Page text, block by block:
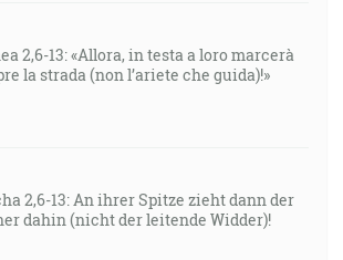
2,6-13: «Allora, in testa a loro marcerà
la strada (non l’ariete che guida)!»
2,6-13: An ihrer Spitze zieht dann der
dahin (nicht der leitende Widder)!